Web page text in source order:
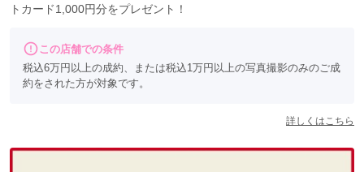
トカード1,000円分をプレゼント！
この店舗での条件
税込6万円以上の成約、または税込1万円以上の写真撮影のみのご成
約をされた方が対象です。
詳しくはこちら